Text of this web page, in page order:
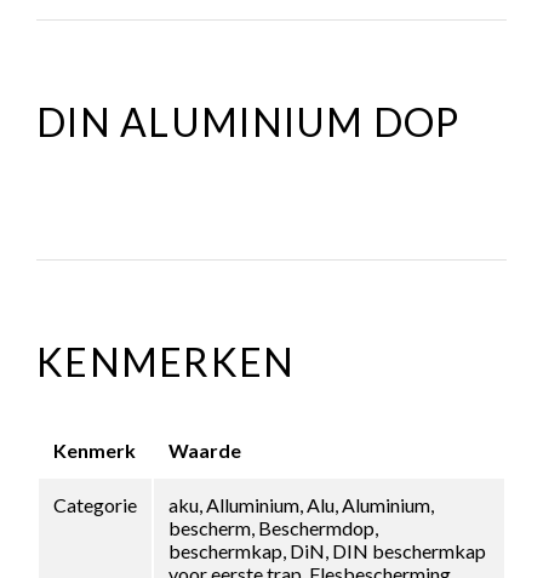
DIN ALUMINIUM DOP
KENMERKEN
Kenmerk Waarde
Categorie
aku, Alluminium, Alu, Aluminium,
bescherm, Beschermdop,
beschermkap, DiN, DIN beschermkap